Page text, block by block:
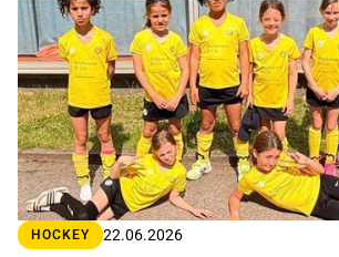
HOCKEY 22.06.2026